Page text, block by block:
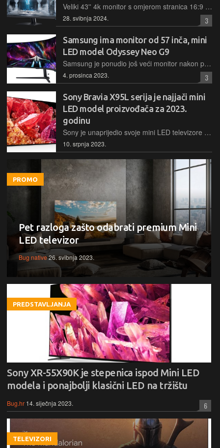
Veliki 43'' 4k monitor s omjerom stranica 16:9 igračima donosi 144 Hz te napredan HDR doživljaj zahvaljujući mini LED i Quantum Dot tehnologijama. Tu su i visoka svjetlina, kontrast i brz odziv
28. svibnja 2024. 3
Samsung ima monitor od 57 inča, mini
LED model Odyssey Neo G9
Samsung je ponudio još veći monitor nakon par generacija Odyssey veličine 49'' sada imamo gigantski 57 inčni mini LED monitor s visokom dual 4k rezolucijom, visokom svjetlinom i bogatom opremom
4. prosinca 2023. 3
Sony Bravia X95L serija je najjači mini
LED model proizvođača za 2023.
godinu
Sony je unaprijedio svoje mini LED televizore i nasljednik X95K modela donosi 1200 zona lokalnog zatamnjenja i visoku svjetlinu od 750 cd/m2
10. srpnja 2023.
PROMO
Pet razloga zašto odabrati premium Mini
LED televizor
Bug native26. svibnja 2023.
PREDSTAVLJANJA
Sony XR-55X90K je stepenica ispod Mini LED
modela i ponajbolji klasični LED na tržištu
Bug.hr 14. siječnja 2023. 6
TELEVIZORI